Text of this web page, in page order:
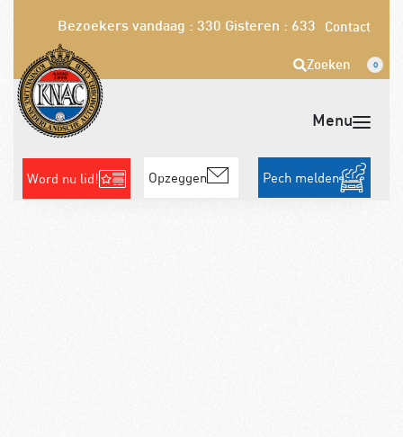
Bezoekers vandaag : 330 Gisteren : 633 Contact
Zoeken 0
Word nu lid! Opzeggen Pech melden